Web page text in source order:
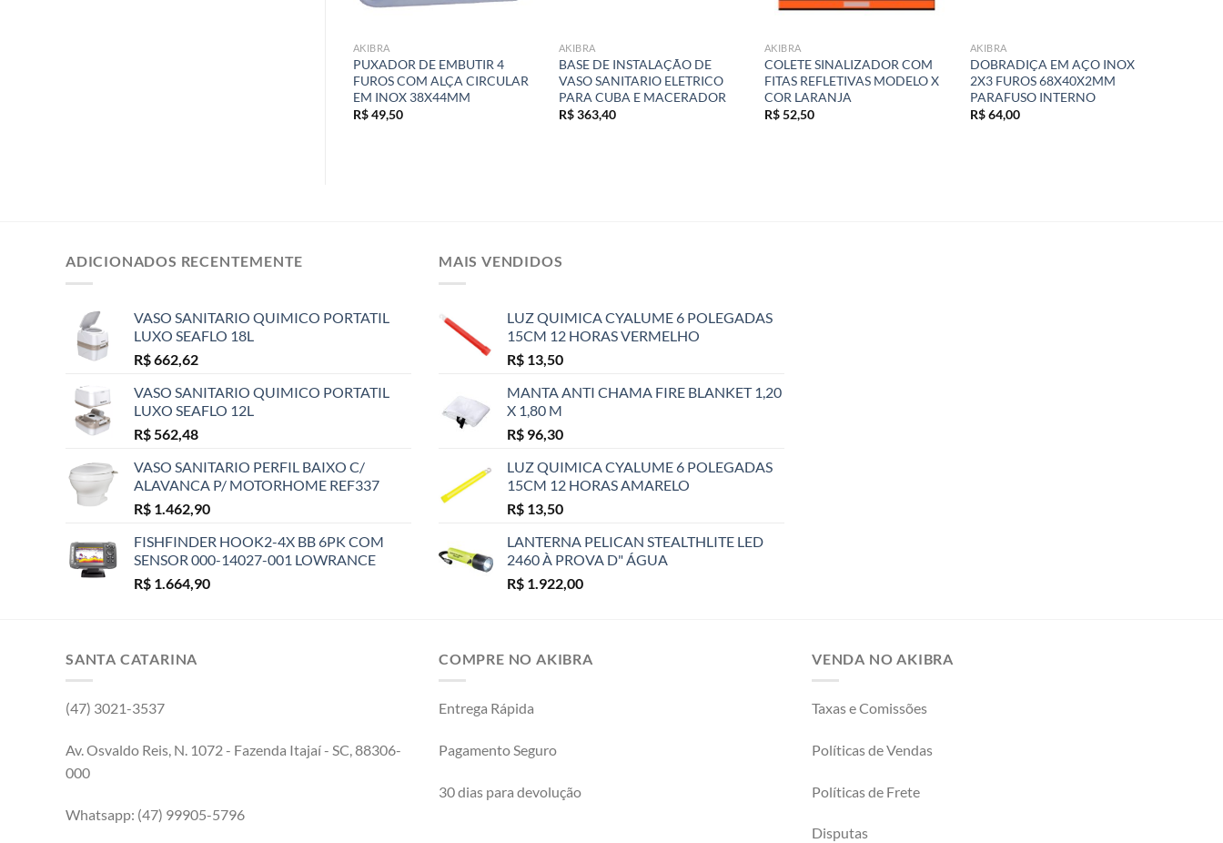
AKIBRA
PUXADOR DE EMBUTIR 4
FUROS COM ALÇA CIRCULAR
EM INOX 38X44MM
R$49,50
AKIBRA
BASE DE INSTALAÇÃO DE
VASO SANITARIO ELETRICO
PARA CUBA E MACERADOR
R$363,40
AKIBRA
COLETE SINALIZADOR COM
FITAS REFLETIVAS MODELO X
COR LARANJA
R$52,50
AKIBRA
DOBRADIÇA EM AÇO INOX
2X3 FUROS 68X40X2MM
PARAFUSO INTERNO
R$64,00
ADICIONADOS RECENTEMENTE
VASO SANITARIO QUIMICO PORTATIL
LUXO SEAFLO 18L
R$662,62
VASO SANITARIO QUIMICO PORTATIL
LUXO SEAFLO 12L
R$ 562,48
VASO SANITARIO PERFIL BAIXO C/
ALAVANCA P/ MOTORHOME REF337
R$ 1.462,90
FISHFINDER HOOK2-4X BB 6PK COM
SENSOR 000-14027-001 LOWRANCE
R$ 1.664,90
MAIS VENDIDOS
LUZ QUIMICA CYALUME 6 POLEGADAS
15CM 12 HORAS VERMELHO
R$ 13,50
MANTA ANTI CHAMA FIRE BLANKET 1,20
X 1,80 M
R$ 96,30
LUZ QUIMICA CYALUME 6 POLEGADAS
15CM 12 HORAS AMARELO
R$ 13,50
LANTERNA PELICAN STEALTHLITE LED
2460 À PROVA D" ÁGUA
R$ 1.922,00
SANTA CATARINA
(47) 3021-3537
Av. Osvaldo Reis, N. 1072 - Fazenda Itajaí - SC, 88306-
000
Whatsapp: (47) 99905-5796
COMPRE NO AKIBRA
Entrega Rápida
Pagamento Seguro
30 dias para devolução
VENDA NO AKIBRA
Taxas e Comissões
Políticas de Vendas
Políticas de Frete
Disputas